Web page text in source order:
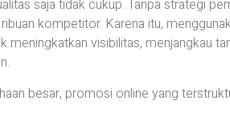
saja tidak cukup. Tanpa strategi
kompetitor. Karena itu,
meningkatkan visibilitas, menjangkau
besar, promosi online yang